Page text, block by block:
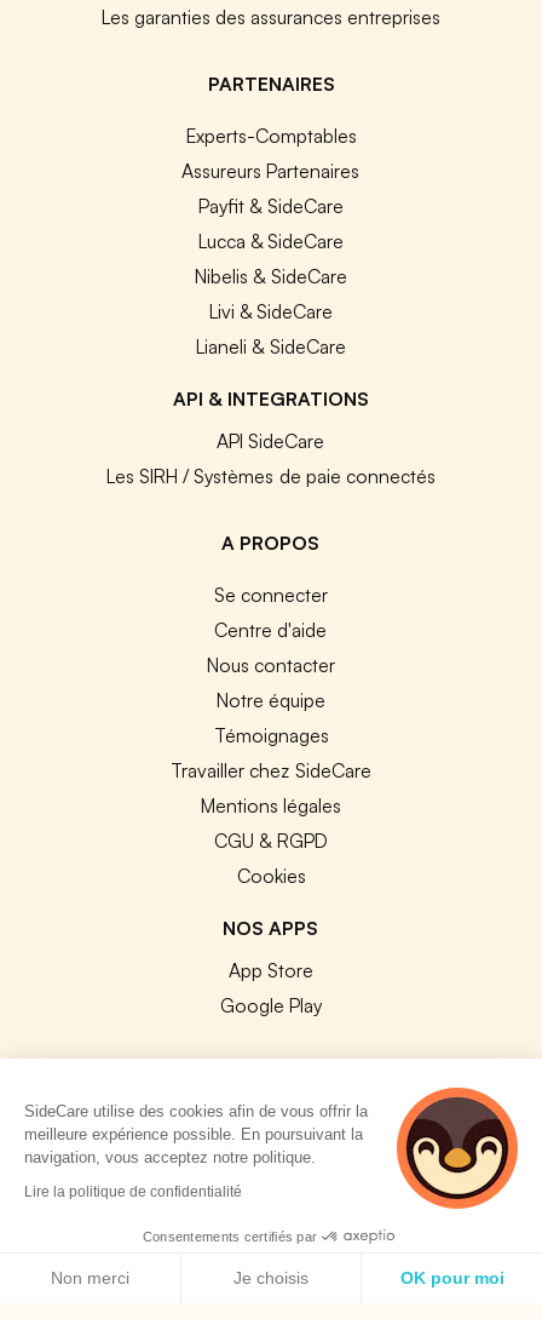
Les garanties des assurances entreprises
PARTENAIRES
Experts-Comptables
Assureurs Partenaires
Payfit & SideCare
Lucca & SideCare
Nibelis & SideCare
Livi & SideCare
Lianeli & SideCare
API & INTEGRATIONS
API SideCare
Les SIRH / Systèmes de paie connectés
A PROPOS
Se connecter
Centre d'aide
Nous contacter
Notre équipe
Témoignages
Travailler chez SideCare
Mentions légales
CGU & RGPD
Cookies
NOS APPS
App Store
Google Play
© 2026 SideCare. Tous droits réservés.
SideCare utilise des cookies afin de vous offrir la
meilleure expérience possible. En poursuivant la
navigation, vous acceptez notre politique.
Lire la politique de confidentialité
Consentements certifiés par
Non merci Je choisis OK pour moi
5 personnes
consultent
actuellement cette